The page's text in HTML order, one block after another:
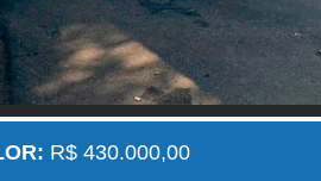
R$ 430.000,00